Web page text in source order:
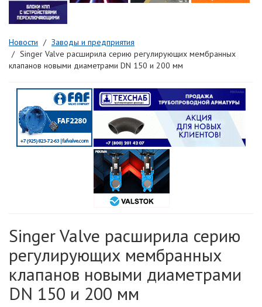
Новости
Заводы и предприятия
Singer Valve расширила серию регулирующих мембранных
клапанов новыми диаметрами DN 150 и 200 мм
Singer Valve расширила серию
регулирующих мембранных
клапанов новыми диаметрами
DN 150 и 200 мм